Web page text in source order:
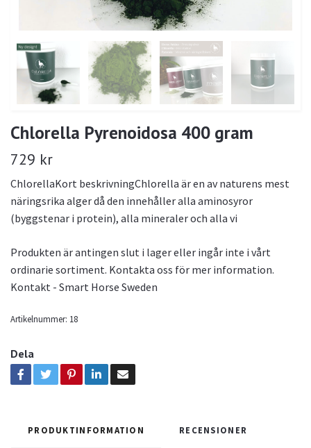
Chlorella Pyrenoidosa 400 gram
729 kr
ChlorellaKort beskrivningChlorella är en av naturens mest
näringsrika alger då den innehåller alla aminosyror
(byggstenar i protein), alla mineraler och alla vi
Produkten är antingen slut i lager eller ingår inte i vårt
ordinarie sortiment. Kontakta oss för mer information.
Kontakt - Smart Horse Sweden
Artikelnummer: 18
Dela
PRODUKTINFORMATION RECENSIONER